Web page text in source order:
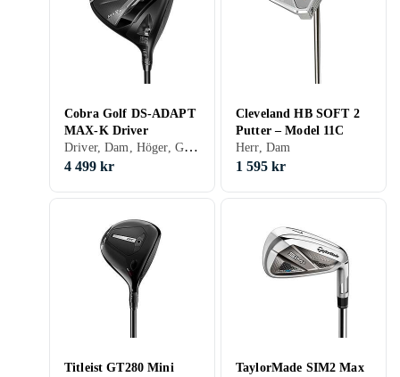
Cobra Golf DS-ADAPT
MAX-K Driver
Driver, Dam, Höger, Grafitskaft
4 499 kr
Cleveland HB SOFT 2
Putter – Model 11C
Herr, Dam
1 595 kr
Titleist GT280 Mini
TaylorMade SIM2 Max